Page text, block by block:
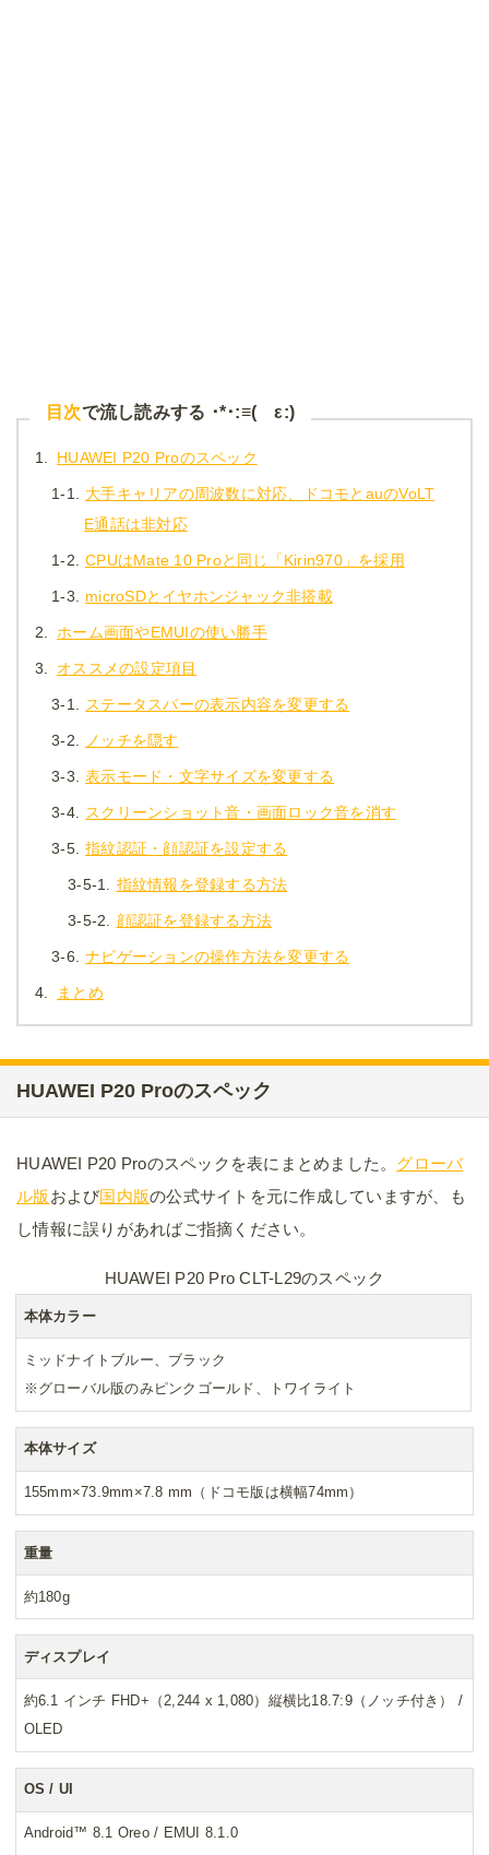
目次で流し読みする ･*･:≡( ε:)
1. HUAWEI P20 Proのスペック
1-1.
大手キャリアの周波数に対応、ドコモとauのVoLT
E通話は非対応
1-2. CPUはMate 10 Proと同じ「Kirin970」を採用
1-3. microSDとイヤホンジャック非搭載
2. ホーム画面やEMUIの使い勝手
3. オススメの設定項目
3-1. ステータスバーの表示内容を変更する
3-2. ノッチを隠す
3-3. 表示モード・文字サイズを変更する
3-4. スクリーンショット音・画面ロック音を消す
3-5. 指紋認証・顔認証を設定する
3-5-1. 指紋情報を登録する方法
3-5-2. 顔認証を登録する方法
3-6. ナビゲーションの操作方法を変更する
4. まとめ
HUAWEI P20 Proのスペック
HUAWEI P20 Proのスペックを表にまとめました。 グローバ
ル版および国内版の公式サイトを元に作成していますが、も
し情報に誤りがあればご指摘ください。
HUAWEI P20 Pro CLT-L29のスペック
本体カラー
ミッドナイトブルー、ブラック
※グローバル版のみピンクゴールド、トワイライト
本体サイズ
155mm×73.9mm×7.8 mm（ドコモ版は横幅74mm）
重量
約180g
ディスプレイ
約6.1 インチ FHD+（2,244 x 1,080）縦横比18.7:9（ノッチ付き） /
OLED
OS / UI
Android™ 8.1 Oreo / EMUI 8.1.0